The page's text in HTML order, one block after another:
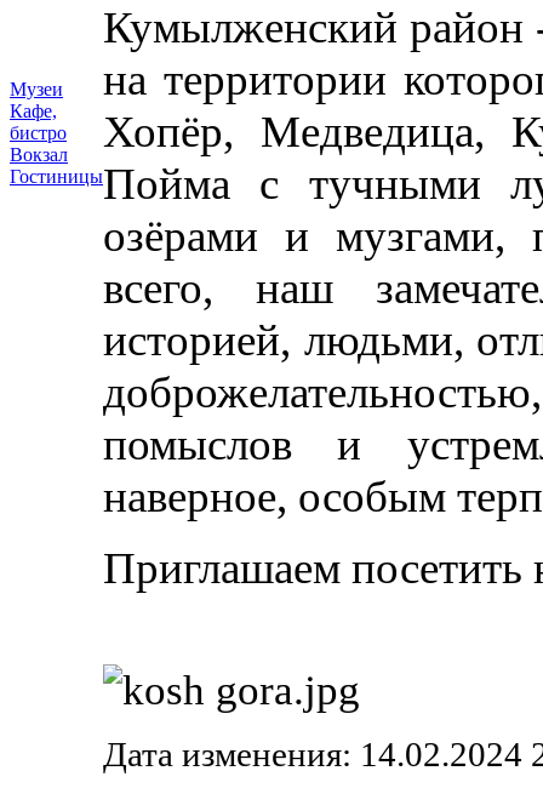
Музеи
Кафе,
бистро
Вокзал
Гостиницы
Кумылженский район
на территории
Хопёр, Медведица,
Пойма с тучными
озёрами и музгами,
всего, наш
историей, людьми,
помыслов и
наверное, особым
Приглашаем
Дата изменения: 14.02.2024